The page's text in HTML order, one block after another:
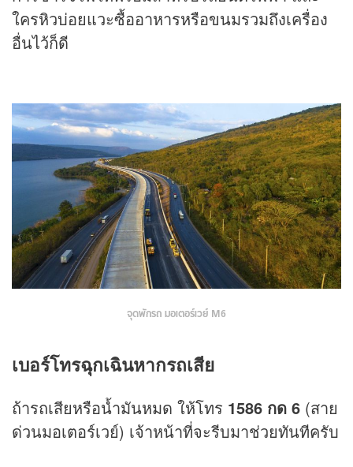
ใครหิวบ่อยแวะซื้ออาหารหรือขนมรวมถึงเครื่อง
อื่นไว้ก็ดี
จุดพักรถ มอเตอร์เวย์ M6
เบอร์โทรฉุกเฉินหากรถเสีย
ถ้ารถเสียหรือน้ำมันหมด ให้โทร 1586 กด 6 (สาย
ด่วนมอเตอร์เวย์) เจ้าหน้าที่จะรีบมาช่วยทันทีครับ